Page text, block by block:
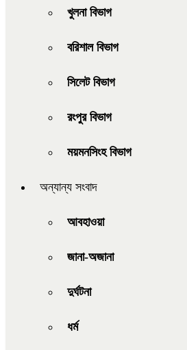
খুলনা বিভাগ
বরিশাল বিভাগ
সিলেট বিভাগ
রংপুর বিভাগ
ময়মনসিংহ বিভাগ
অন্যান্য সংবাদ
আবহাওয়া
জানা-অজানা
দুর্ঘটনা
ধর্ম